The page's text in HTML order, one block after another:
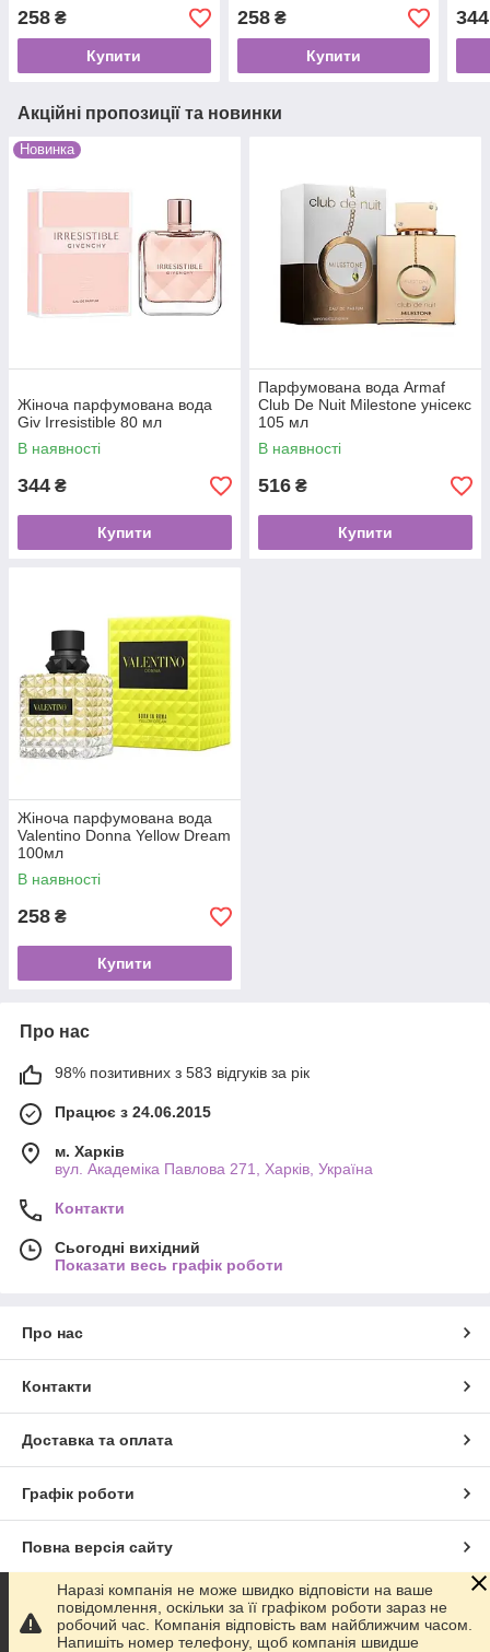
258 ₴
Купити
258₴
Купити
344
Акційні пропозиції та новинки
Новинка
Жіноча парфумована вода
Giv Irresistible 80 мл
В наявності
344 ₴
Купити
Парфумована вода Armaf
Club De Nuit Milestone унісекс
105 мл
В наявності
516 ₴
Купити
Жіноча парфумована вода
Valentino Donna Yellow Dream
100мл
В наявності
258 ₴
Купити
Про нас
98% позитивних з 583 відгуків за рік
Працює з 24.06.2015
м. Харків
вул. Академіка Павлова 271, Харків, Україна
Контакти
Сьогодні вихідний
Показати весь графік роботи
Про нас
Контакти
Доставка та оплата
Графік роботи
Повна версія сайту
Сайт створено на маркетплейсіProm.ua
Наразі компанія не може швидко відповісти на ваше
повідомлення, оскільки за її графіком роботи зараз не
робочий час. Компанія відповість вам найближчим часом.
Напишіть номер телефону, щоб компанія швидше